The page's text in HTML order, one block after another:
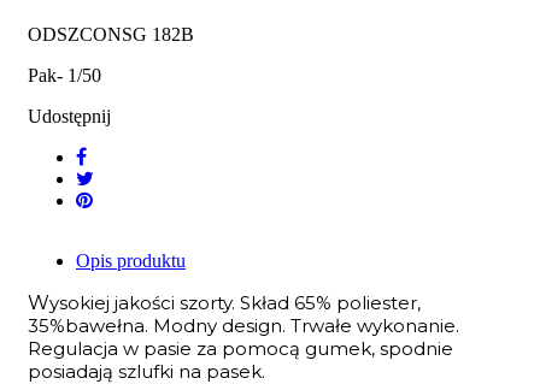
ODSZCONSG 182B
Pak- 1/50
Udostępnij
Opis produktu
Wysokiej jakości szorty. Skład 65% poliester,
35%bawełna. Modny design. Trwałe wykonanie.
Regulacja w pasie za pomocą gumek, spodnie
posiadają szlufki na pasek.